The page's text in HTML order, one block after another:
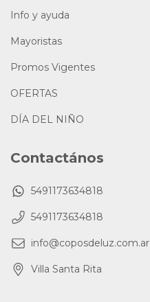
Info y ayuda
Mayoristas
Promos Vigentes
OFERTAS
DÍA DEL NIÑO
Contactános
5491173634818
5491173634818
info@coposdeluz.com.ar
Villa Santa Rita